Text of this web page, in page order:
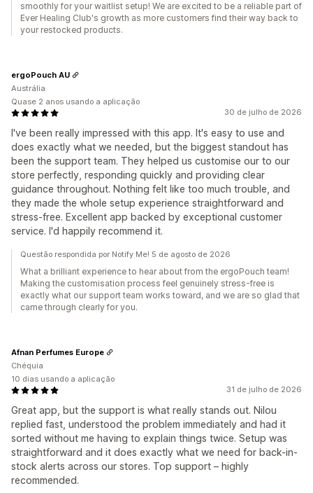
smoothly for your waitlist setup! We are excited to be a reliable part of
Ever Healing Club's growth as more customers find their way back to
your restocked products.
30 de julho de 2026
I've been really impressed with this app. It's easy to use and
does exactly what we needed, but the biggest standout has
been the support team. They helped us customise our to our
store perfectly, responding quickly and providing clear
guidance throughout. Nothing felt like too much trouble, and
they made the whole setup experience straightforward and
stress-free. Excellent app backed by exceptional customer
service. I'd happily recommend it.
ergoPouch AU
Austrália
Quase 2 anos usando a aplicação
Questão respondida por Notify Me! 5 de agosto de 2026
What a brilliant experience to hear about from the ergoPouch team!
Making the customisation process feel genuinely stress-free is
exactly what our support team works toward, and we are so glad that
came through clearly for you.
31 de julho de 2026
Great app, but the support is what really stands out. Nilou
replied fast, understood the problem immediately and had it
sorted without me having to explain things twice. Setup was
straightforward and it does exactly what we need for back-in-
stock alerts across our stores. Top support – highly
recommended.
Afnan Perfumes Europe
Chéquia
10 dias usando a aplicação